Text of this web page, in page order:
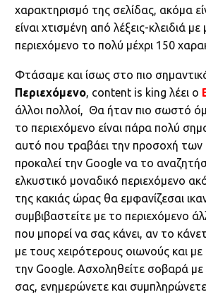
χαρακτηρισμό της σελίδας, ακόμα
είναι χτισμένη από λέξεις-κλειδιά
περιεχόμενο το πολύ μέχρι 150
Φτάσαμε και ίσως στο πιο
Περιεχόμενο, content is king λέει ο
άλλοι πολλοί, Θα ήταν πιο σωστό
το περιεχόμενο είναι πάρα πολύ
αυτό που τραβάει την προσοχή των
προκαλεί την Google να το
ελκυστικό μοναδικό περιεχόμενο
της κακιάς ώρας θα εμφανίζεσαι
συμβιβαστείτε με το περιεχόμενο
που μπορεί να σας κάνει, αν το
με τους χειρότερους οιωνούς και με
την Google. Ασχοληθείτε σοβαρά με
σας, ενημερώνετε και